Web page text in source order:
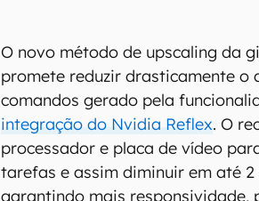
O novo método de upscaling da
promete reduzir drasticamente o
comandos gerado pela
integração do Nvidia Reflex. O
processador e placa de vídeo
tarefas e assim diminuir em até 2
garantindo mais responsividade,